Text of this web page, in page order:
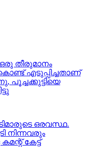
തീരുമാനം
എടുപ്പിച്ചതാണ്
പൂച്ചക്കുട്ടിയെ
ഒരവസ്ഥ.
നിന്നവരും
കേട്ട്